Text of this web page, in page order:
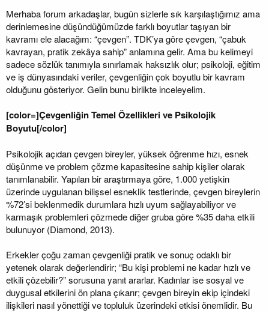
a
n
i
h
Merhaba forum arkadaşlar, bugün sizlerle sık karşılaştığımız ama
derinlemesine düşündüğümüzde farklı boyutlar taşıyan bir
kavramı ele alacağım: “çevgen”. TDK’ya göre çevgen, “çabuk
kavrayan, pratik zekâya sahip” anlamına gelir. Ama bu kelimeyi
sadece sözlük tanımıyla sınırlamak haksızlık olur; psikoloji, eğitim
ve iş dünyasındaki veriler, çevgenliğin çok boyutlu bir kavram
olduğunu gösteriyor. Gelin bunu birlikte inceleyelim.
[color=]Çevgenliğin Temel Özellikleri ve Psikolojik
Boyutu[/color]
Psikolojik açıdan çevgen bireyler, yüksek öğrenme hızı, esnek
düşünme ve problem çözme kapasitesine sahip kişiler olarak
tanımlanabilir. Yapılan bir araştırmaya göre, 1.000 yetişkin
üzerinde uygulanan bilişsel esneklik testlerinde, çevgen bireylerin
%72’si beklenmedik durumlara hızlı uyum sağlayabiliyor ve
karmaşık problemleri çözmede diğer gruba göre %35 daha etkili
bulunuyor (Diamond, 2013).
Erkekler çoğu zaman çevgenliği pratik ve sonuç odaklı bir
yetenek olarak değerlendirir; “Bu kişi problemi ne kadar hızlı ve
etkili çözebilir?” sorusuna yanıt ararlar. Kadınlar ise sosyal ve
duygusal etkilerini ön plana çıkarır; çevgen bireyin ekip içindeki
ilişkileri nasıl yönettiği ve topluluk üzerindeki etkisi önemlidir. Bu